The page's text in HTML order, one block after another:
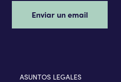
Enviar un email
ASUNTOS LEGALES